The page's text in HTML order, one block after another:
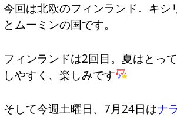
今回は北欧のフィンランド。キシ
とムーミンの国です。
フィンランドは2回目。夏はとっ
しやすく、楽しみです
そして今週土曜日、7月24日はナ